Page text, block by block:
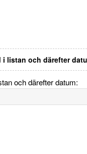
listan och därefter
och därefter datum: